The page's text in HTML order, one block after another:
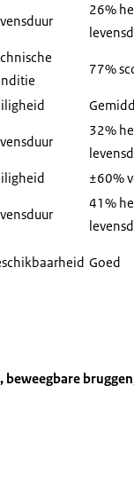
26%
77%
32%
±60%
41%
Goed